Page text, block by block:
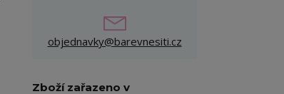
objednavky@barevnesiti.cz
Zboží zařazeno v